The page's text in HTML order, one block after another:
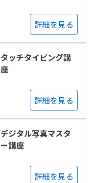
詳細を見る
タッチタイピング講
座
詳細を見る
デジタル写真マスタ
ー講座
詳細を見る